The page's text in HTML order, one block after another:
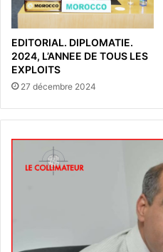
EDITORIAL. DIPLOMATIE.
2024, L’ANNEE DE TOUS LES
EXPLOITS
27 décembre 2024